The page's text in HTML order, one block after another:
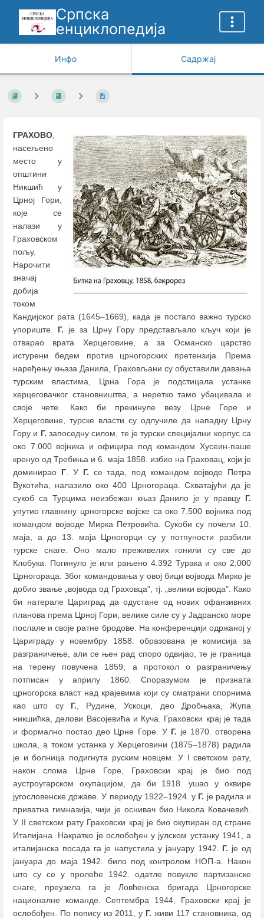
Српска
енциклопедија
Инфо Садржај
ГРАХОВО,
насељено
место у
општини
Никшић у
Црној Гори,
које се
налази у
Граховском
пољу.
Нарочити
значај
добија
током
Кандијског рата (1645–1669), када је постало важно турско
упориште. Г. је за Црну Гору представљало кључ који је
отварао врата Херцеговине, а за Османско царство
истурени бедем против црногорских претензија. Према
наређењу књаза Данила, Граховљани су обуставили давања
турским властима, Црна Гора је подстицала устанке
херцеговачког становништва, а неретко тамо убацивала и
своје чете. Како би прекинуле везу Црне Горе и
Херцеговине, турске власти су одлучиле да нападну Црну
Гору и Г. запоседну силом, те је турски специјални корпус са
око 7.000 војника и официра под командом Хусеин-паше
кренуо од Требиња и 6. маја 1858. избио на Граховац, који је
доминирао Г. У Г. се тада, под командом војводе Петра
Вукотића, налазило око 400 Црногораца. Схватајући да је
сукоб са Турцима неизбежан књаз Данило је у правцу Г.
упутио главнину црногорске војске са око 7.500 војника под
командом војводе Мирка Петровића. Сукоби су почели 10.
маја, а до 13. маја Црногорци су у потпуности разбили
турске снаге. Оно мало преживелих гонили су све до
Клобука. Погинуло је или рањено 4.392 Турака и око 2.000
Црногораца. Због командовања у овој бици војвода Мирко је
добио звање „војвода од Граховца", тј. „велики војвода". Како
би натерале Цариград да одустане од нових офанзивних
планова према Црној Гори, велике силе су у Јадранско море
послале и своје ратне бродове. На конференцији одржаној у
Цариграду у новембру 1858. образована је комисија за
разграничење, али се њен рад споро одвијао, те је граница
на терену повучена 1859, а протокол о разграничењу
потписан у априлу 1860. Споразумом је призната
црногорска власт над крајевима који су сматрани спорнима
као што су Г., Рудине, Ускоци, део Дробњака, Жупа
никшићка, делови Васојевића и Куча. Граховски крај је тада
и формално постао део Црне Горе. У Г. је 1870. отворена
школа, а током устанка у Херцеговини (1875–1878) радила
је и болница подигнута руским новцем. У I светском рату,
након слома Црне Горе, Граховски крај је био под
аустроугарском окупацијом, да би 1918. ушао у оквире
југословенске државе. У периоду 1922–1924. у Г. је радила и
приватна гимназија, чији је оснивач био Никола Ковачевић.
У II светском рату Граховски крај је био окупиран од стране
Италијана. Накратко је ослобођен у јулском устанку 1941, а
италијанска посада га је напустила у јануару 1942. Г. је од
јануара до маја 1942. било под контролом НОП-а. Након
што су се у пролеће 1942. одатле повукле партизанске
снаге, преузела га је Ловћенска бригада Црногорске
националне команде. Септембра 1944, Граховски крај је
ослобођен. По попису из 2011, у Г. живи 117 становника, од